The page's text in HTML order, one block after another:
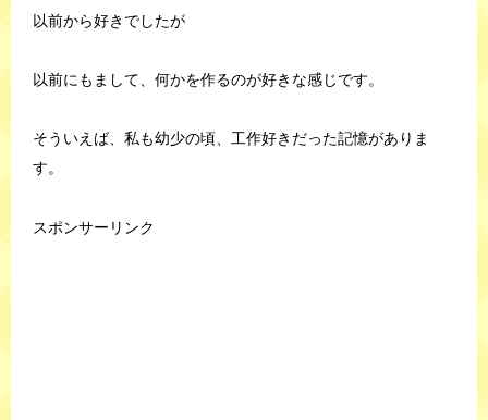
以前から好きでしたが
以前にもまして、何かを作るのが好きな感じです。
そういえば、私も幼少の頃、工作好きだった記憶がありま
す。
スポンサーリンク